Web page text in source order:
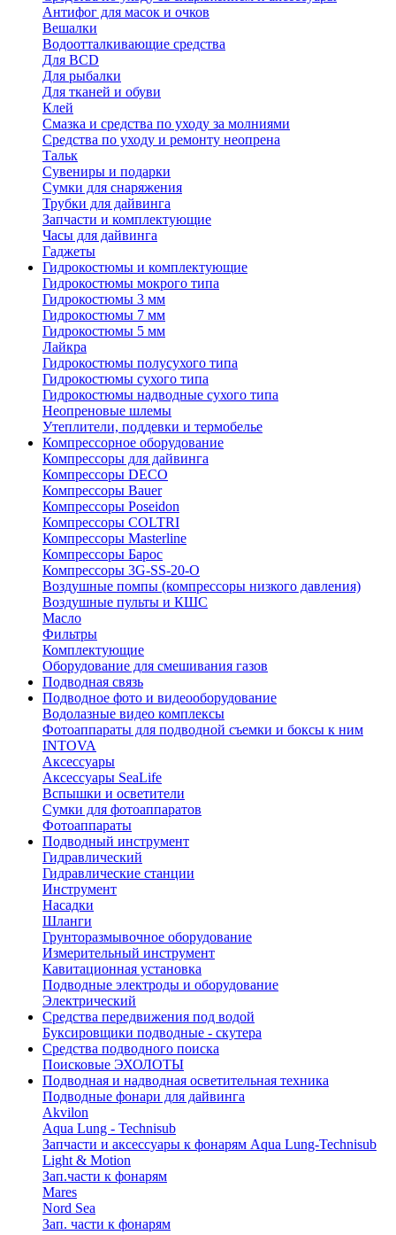
Антифог для масок и очков
Вешалки
Водоотталкивающие средства
Для BCD
Для рыбалки
Для тканей и обуви
Клей
Смазка и средства по уходу за молниями
Средства по уходу и ремонту неопрена
Тальк
Сувениры и подарки
Сумки для снаряжения
Трубки для дайвинга
Запчасти и комплектующие
Часы для дайвинга
Гаджеты
Гидрокостюмы и комплектующие
Гидрокостюмы мокрого типа
Гидрокостюмы 3 мм
Гидрокостюмы 7 мм
Гидрокостюмы 5 мм
Лайкра
Гидрокостюмы полусухого типа
Гидрокостюмы сухого типа
Гидрокостюмы надводные сухого типа
Неопреновые шлемы
Утеплители, поддевки и термобелье
Компрессорное оборудование
Компрессоры для дайвинга
Компрессоры DECO
Компрессоры Bauer
Компрессоры Poseidon
Компрессоры COLTRI
Компрессоры Masterline
Компрессоры Барос
Компрессоры 3G-SS-20-O
Воздушные помпы (компрессоры низкого давления)
Воздушные пульты и КШС
Масло
Фильтры
Комплектующие
Оборудование для смешивания газов
Подводная связь
Подводное фото и видеооборудование
Водолазные видео комплексы
Фотоаппараты для подводной съемки и боксы к ним
INTOVA
Аксессуары
Аксессуары SeaLife
Вспышки и осветители
Сумки для фотоаппаратов
Фотоаппараты
Подводный инструмент
Гидравлический
Гидравлические станции
Инструмент
Насадки
Шланги
Грунторазмывочное оборудование
Измерительный инструмент
Кавитационная установка
Подводные электроды и оборудование
Электрический
Средства передвижения под водой
Буксировщики подводные - скутера
Средства подводного поиска
Поисковые ЭХОЛОТЫ
Подводная и надводная осветительная техника
Подводные фонари для дайвинга
Akvilon
Aqua Lung - Technisub
Запчасти и аксессуары к фонарям Aqua Lung-Technisub
Light & Motion
Зап.части к фонарям
Mares
Nord Sea
Зап. части к фонарям